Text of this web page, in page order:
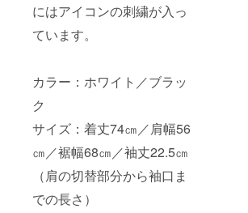
にはアイコンの刺繍が入っ
ています。
カラー：ホワイト／ブラッ
ク
サイズ：着丈74㎝／肩幅56
㎝／裾幅68㎝／袖丈22.5㎝
（肩の切替部分から袖口ま
での長さ）